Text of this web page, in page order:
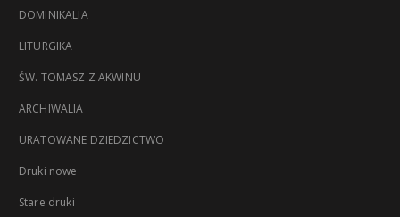
DOMINIKALIA
LITURGIKA
ŚW. TOMASZ Z AKWINU
ARCHIWALIA
URATOWANE DZIEDZICTWO
Druki nowe
Stare druki